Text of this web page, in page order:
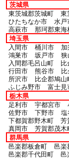
茨城県
東茨城郡茨城町
東
ひたちなか市
水戸
高萩市
那珂郡東海
埼玉県
入間市
桶川市
鴻巣市
坂戸市 狭
入間郡毛呂山町
比
行田市
熊谷市
所沢市
比企郡鳩山
ふじみ野市
富士見
栃木県
足利市
宇都宮市
佐野市
下野市 塩
下都賀郡野木町
芳
真岡市
芳賀郡茂木
群馬県
邑楽郡板倉町
邑楽
邑楽郡千代田町
邑